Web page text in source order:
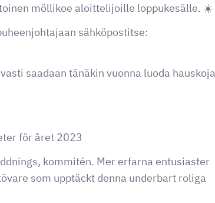
möllikoe aloittelijoille loppukesälle. ☀️
sähköpostitse:
saadaan tänäkin vuonna luoda hauskoja
för året 2023
kommitén. Mer erfarna entusiaster
som upptäckt denna underbart roliga